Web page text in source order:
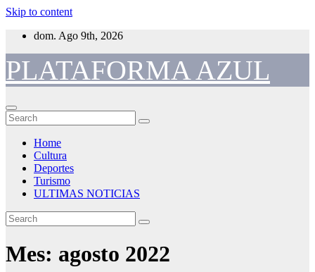
Skip to content
dom. Ago 9th, 2026
PLATAFORMA AZUL
Home
Cultura
Deportes
Turismo
ULTIMAS NOTICIAS
Mes: agosto 2022